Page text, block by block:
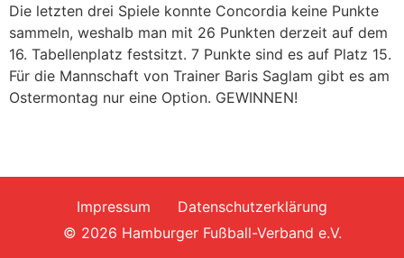
Die letzten drei Spiele konnte Concordia keine Punkte
sammeln, weshalb man mit 26 Punkten derzeit auf dem
16. Tabellenplatz festsitzt. 7 Punkte sind es auf Platz 15.
Für die Mannschaft von Trainer Baris Saglam gibt es am
Ostermontag nur eine Option. GEWINNEN!
Impressum
Datenschutzerklärung
© 2026 Hamburger Fußball-Verband e.V.